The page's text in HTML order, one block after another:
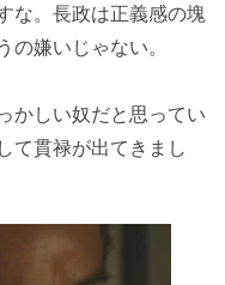
な。長政は正義感の塊
嫌いじゃない。
かしい奴だと思ってい
て貫禄が出てきまし